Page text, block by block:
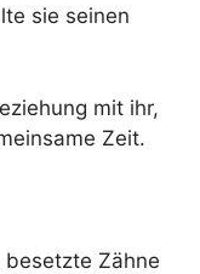
sie seinen
mit ihr,
Zeit.
Zähne